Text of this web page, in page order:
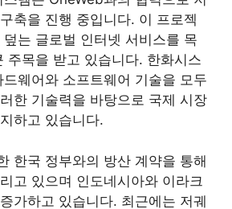
축을 진행 중입니다. 이 프로젝
는 글로벌 인터넷 서비스를 목
주목을 받고 있습니다. 한화시스
웨어와 소프트웨어 기술을 모두
한 기술력을 바탕으로 국제 시장
하고 있습니다.
한국 정부와의 방산 계약을 통해
고 있으며 인도네시아와 이라크
가하고 있습니다. 최근에는 저궤